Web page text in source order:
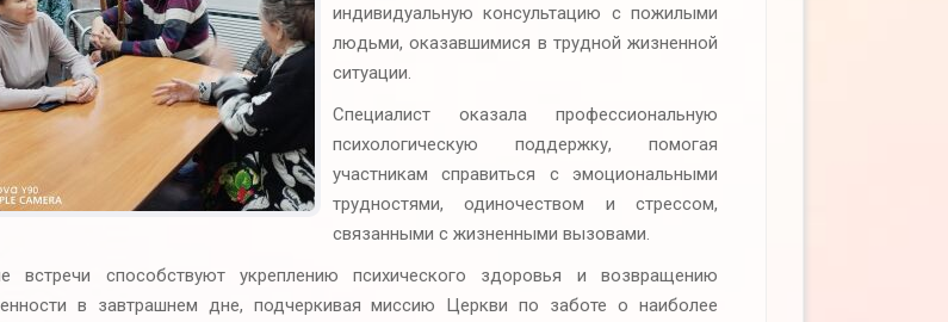
индивидуальную консультацию с пожилыми
людьми, оказавшимися в трудной жизненной
ситуации.
Специалист оказала профессиональную
психологическую поддержку, помогая
участникам справиться с эмоциональными
трудностями, одиночеством и стрессом,
связанными с жизненными вызовами.
встречи способствуют укреплению психического здоровья и возвращению
в завтрашнем дне, подчеркивая миссию Церкви по заботе о наиболее